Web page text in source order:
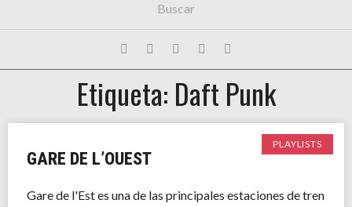
FESTIVALES
EXPOSICIONES
HISTORIAS
Etiqueta: Daft Punk
PLAYLISTS
GARE DE L’OUEST
Gare de l'Est es una de las principales estaciones de tren